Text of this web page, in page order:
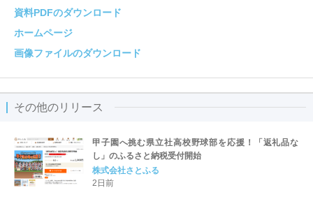
資料PDFのダウンロード
ホームページ
画像ファイルのダウンロード
その他のリリース
甲子園へ挑む県立社高校野球部を応援！「返礼品な
し」のふるさと納税受付開始
株式会社さとふる
2日前